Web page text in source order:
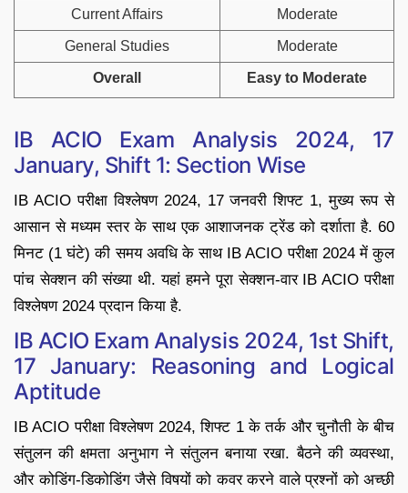
Current Affairs Moderate
General Studies Moderate
Overall Easy to Moderate
IB ACIO Exam Analysis 2024, 17
January, Shift 1: Section Wise
IB ACIO परीक्षा विश्लेषण 2024, 17 जनवरी शिफ्ट 1, मुख्य रूप से
आसान से मध्यम स्तर के साथ एक आशाजनक ट्रेंड को दर्शाता है. 60
मिनट (1 घंटे) की समय अवधि के साथ IB ACIO परीक्षा 2024 में कुल
पांच सेक्शन की संख्या थी. यहां हमने पूरा सेक्शन-वार IB ACIO परीक्षा
विश्लेषण 2024 प्रदान किया है.
IB ACIO Exam Analysis 2024, 1st Shift,
17 January: Reasoning and Logical
Aptitude
IB ACIO परीक्षा विश्लेषण 2024, शिफ्ट 1 के तर्क और चुनौती के बीच
संतुलन की क्षमता अनुभाग ने संतुलन बनाया रखा. बैठने की व्यवस्था,
और कोडिंग-डिकोडिंग जैसे विषयों को कवर करने वाले प्रश्नों को अच्छी